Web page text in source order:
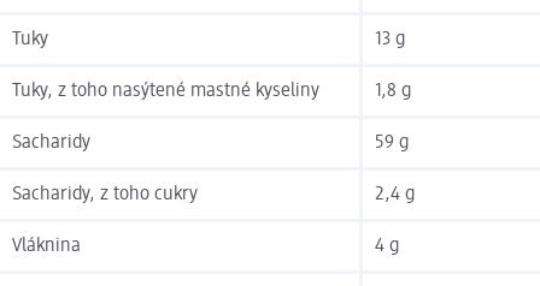
Tuky 13 g
Tuky, z toho nasýtené mastné kyseliny 1,8 g
Sacharidy 59 g
Sacharidy, z toho cukry 2,4 g
Vláknina 4 g